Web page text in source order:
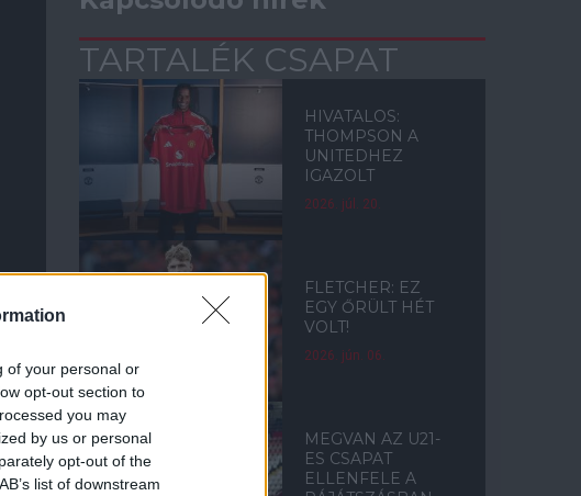
of your personal or
opt-out section to
you may
by us or personal
opt-out of the
list of downstream
TARTALÉK CSAPAT
HIVATALOS:
THOMPSON A
UNITEDHEZ
IGAZOLT
2026. júl. 20.
FLETCHER: EZ
EGY ŐRÜLT HÉT
VOLT!
2026. jún. 06.
MEGVAN AZ U21-
ES CSAPAT
ELLENFELE A